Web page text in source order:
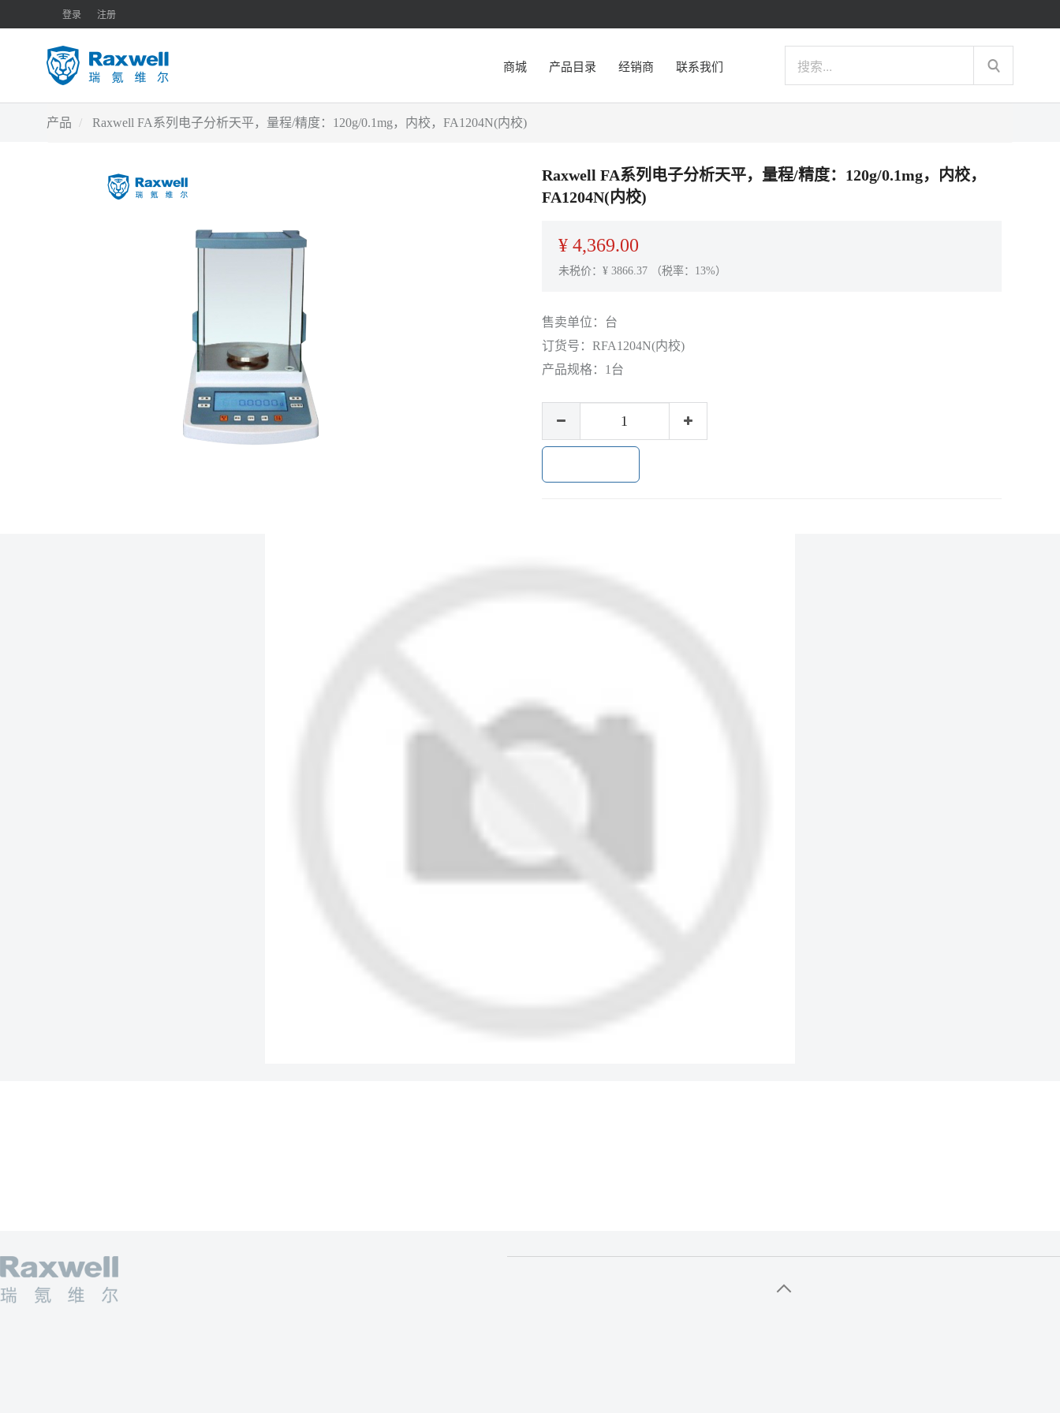
登录 注册
商城 产品目录 经销商 联系我们
产品 Raxwell FA系列电子分析天平，量程/精度：120g/0.1mg，内校，FA1204N(内校)
Raxwell FA系列电子分析天平，量程/精度：120g/0.1mg，内校，
FA1204N(内校)
¥ 4,369.00
未税价：¥ 3866.37（税率：13%）
售卖单位： 台
订货号： RFA1204N(内校)
产品规格： 1台